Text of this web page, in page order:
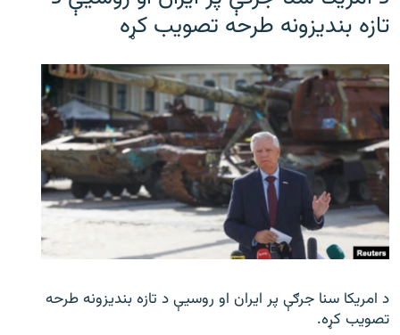
تازه بندیزونه طرحه تصویب کړه
د امریکا سنا جرګې پر ایران او روسیې د تازه بندیزونه طرحه
تصویب کړه.